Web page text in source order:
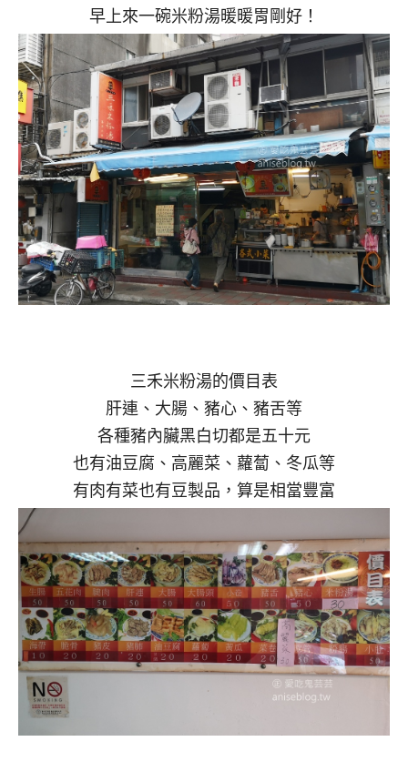
早上來一碗米粉湯暖暖胃剛好！
三禾米粉湯的價目表
肝連、大腸、豬心、豬舌等
各種豬內臟黑白切都是五十元
也有油豆腐、高麗菜、蘿蔔、冬瓜等
有肉有菜也有豆製品，算是相當豐富